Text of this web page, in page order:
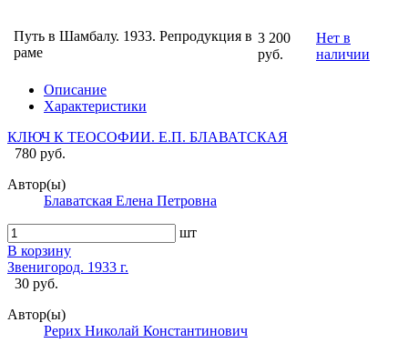
Путь в Шамбалу. 1933. Репродукция в
раме
3 200
руб.
Нет в
наличии
Описание
Характеристики
КЛЮЧ К ТЕОСОФИИ. Е.П. БЛАВАТСКАЯ
780 руб.
Автор(ы)
Блаватская Елена Петровна
шт
В корзину
Звенигород. 1933 г.
30 руб.
Автор(ы)
Рерих Николай Константинович